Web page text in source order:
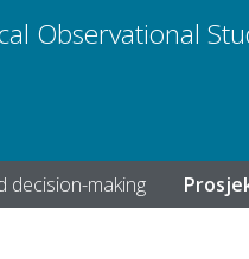
Observational
decision-making